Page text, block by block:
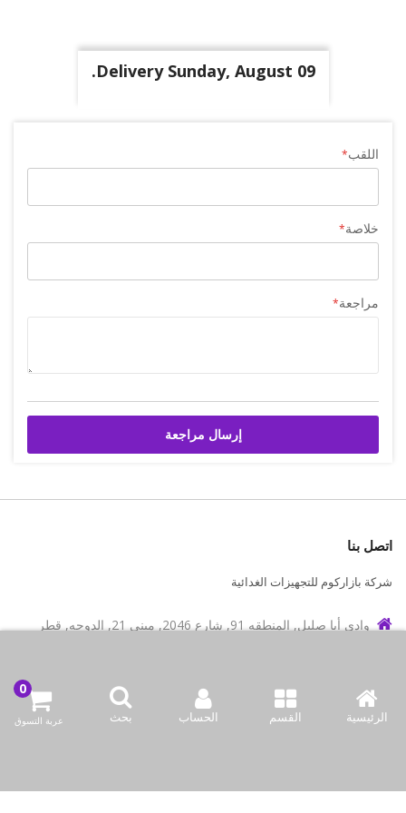
الرئيسية القسم الحساب بحث عربة التسوق
Delivery Sunday, August 09.
اللقب
خلاصة
مراجعة
إرسال مراجعة
اتصل بنا
شركة بازاركوم للتجهيزات الغدائية
وادي أبا صليل, المنطقه 91, شارع 2046, مبنى 21, الدوحه, قطر
97466151607+
سياسة المتجر
نحن نتواصل